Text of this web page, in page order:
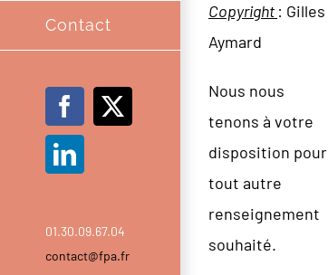
Contact
Facebook
X
LinkedIn
01.30.09.67.04
contact@fpa.fr
Copyright : Gilles
Aymard
Nous nous
tenons à votre
disposition pour
tout autre
renseignement
souhaité.